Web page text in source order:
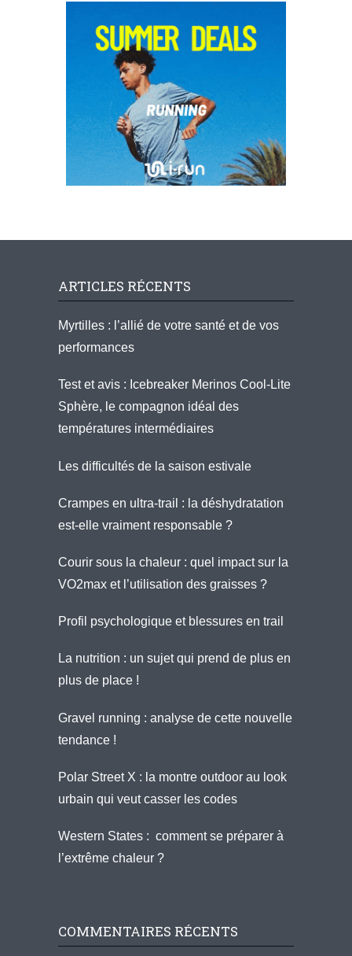
ARTICLES RÉCENTS
Myrtilles : l’allié de votre santé et de vos
performances
Test et avis : Icebreaker Merinos Cool-Lite
Sphère, le compagnon idéal des
températures intermédiaires
Les difficultés de la saison estivale
Crampes en ultra-trail : la déshydratation
est-elle vraiment responsable ?
Courir sous la chaleur : quel impact sur la
VO2max et l’utilisation des graisses ?
Profil psychologique et blessures en trail
La nutrition : un sujet qui prend de plus en
plus de place !
Gravel running : analyse de cette nouvelle
tendance !
Polar Street X : la montre outdoor au look
urbain qui veut casser les codes
Western States : comment se préparer à
l’extrême chaleur ?
COMMENTAIRES RÉCENTS